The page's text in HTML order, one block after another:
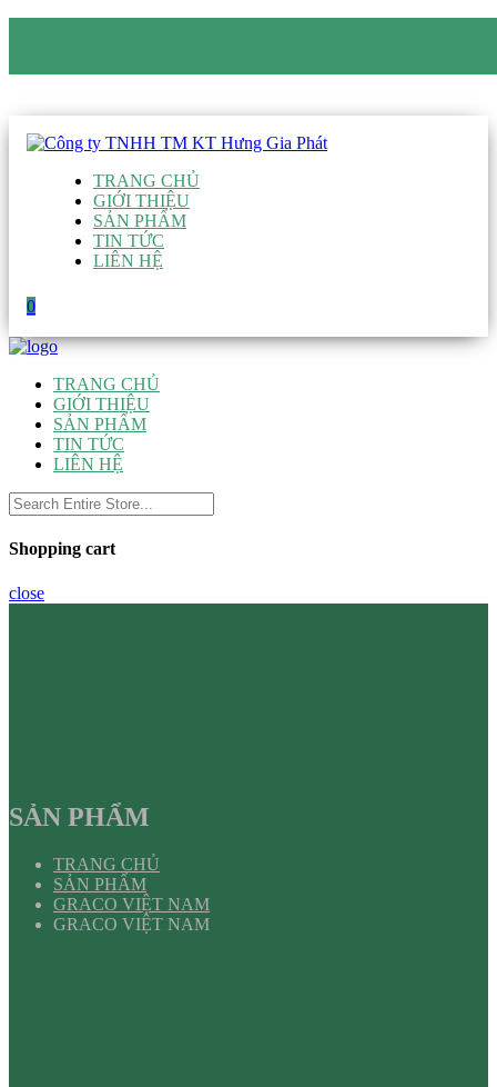
TRANG CHỦ
GIỚI THIỆU
SẢN PHẨM
TIN TỨC
LIÊN HỆ
0
TRANG CHỦ
GIỚI THIỆU
SẢN PHẨM
TIN TỨC
LIÊN HỆ
Shopping cart
close
SẢN PHẨM
TRANG CHỦ
SẢN PHẨM
GRACO VIỆT NAM
GRACO VIỆT NAM